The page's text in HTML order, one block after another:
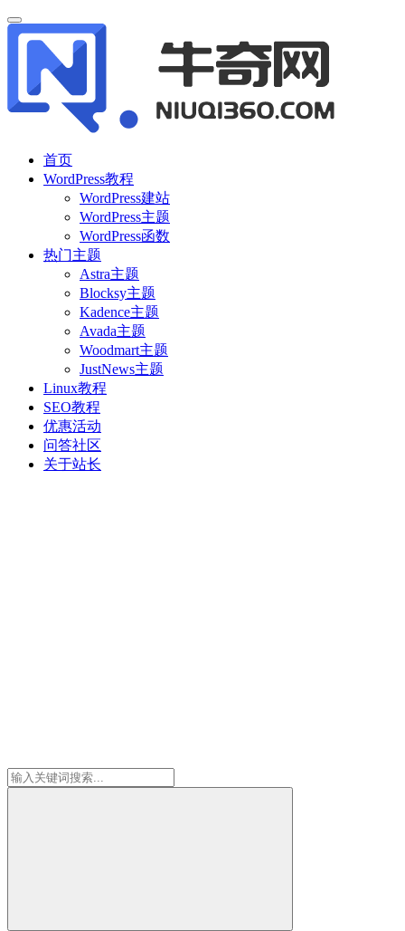
首页
WordPress教程
WordPress建站
WordPress主题
WordPress函数
热门主题
Astra主题
Blocksy主题
Kadence主题
Avada主题
Woodmart主题
JustNews主题
Linux教程
SEO教程
优惠活动
问答社区
关于站长